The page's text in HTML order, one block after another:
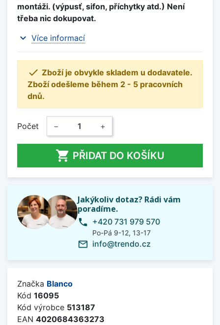
montáži. (výpusť, sifon, příchytky atd.) Není
třeba nic dokupovat.
expand_more Více informací
 Zboží je obvykle skladem u dodavatele.
Zboží odešleme během 2 - 5 pracovních
dnů.
Počet − +
 PŘIDAT DO KOŠÍKU
Jakýkoliv dotaz? Rádi vám
poradíme.
phone +420 731 979 570
Po-Pá 9-12, 13-17
mail_outline info@trendo.cz
Značka Blanco
Kód 16095
Kód výrobce 513187
EAN 4020684363273